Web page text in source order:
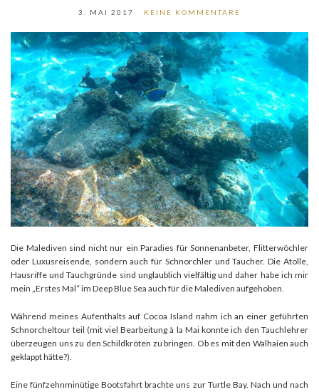
3. MAI 2017 KEINE KOMMENTARE
Die Malediven sind nicht nur ein Paradies für Sonnenanbeter, Flitterwöchler
oder Luxusreisende, sondern auch für Schnorchler und Taucher. Die Atolle,
Hausriffe und Tauchgründe sind unglaublich vielfältig und daher habe ich mir
mein „Erstes Mal“ im Deep Blue Sea auch für die Malediven aufgehoben.
Während meines Aufenthalts auf Cocoa Island nahm ich an einer geführten
Schnorcheltour teil (mit viel Bearbeitung à la Mai konnte ich den Tauchlehrer
überzeugen uns zu den Schildkröten zu bringen. Ob es mit den Walhaien auch
geklappt hätte?).
Eine fünfzehnminütige Bootsfahrt brachte uns zur Turtle Bay. Nach und nach